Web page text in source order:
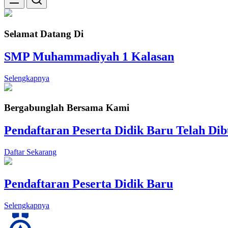
Selamat Datang Di
SMP Muhammadiyah 1 Kalasan
Selengkapnya
Bergabunglah Bersama Kami
Pendaftaran Peserta Didik Baru Telah
Daftar Sekarang
Pendaftaran Peserta Didik Baru
Selengkapnya